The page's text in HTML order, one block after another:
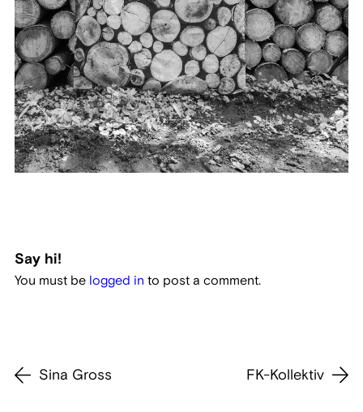
Say hi!
You must be logged in to post a comment.
Sina Gross FK-Kollektiv